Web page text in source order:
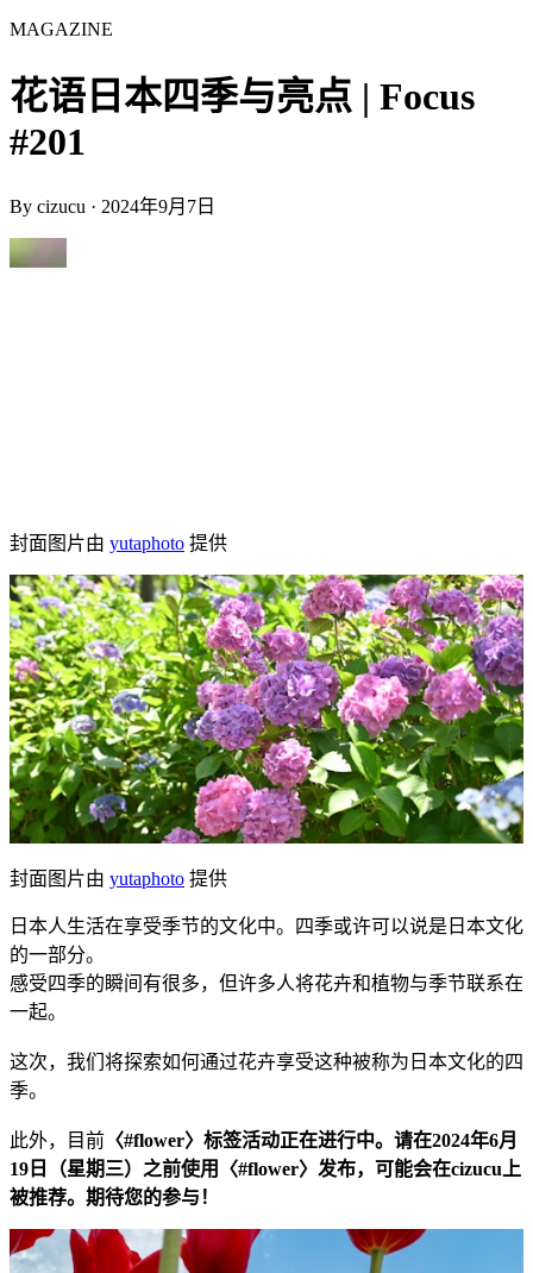
MAGAZINE
花语日本四季与亮点 | Focus
#201
By cizucu · 2024年9月7日
封面图片由 yutaphoto 提供
封面图片由 yutaphoto 提供
日本人生活在享受季节的文化中。四季或许可以说是日本文化
的一部分。
感受四季的瞬间有很多，但许多人将花卉和植物与季节联系在
一起。
这次，我们将探索如何通过花卉享受这种被称为日本文化的四
季。
此外，目前 〈#flower〉标签活动正在进行中。请在2024年6月
19日（星期三）之前使用〈#flower〉发布，可能会在cizucu上
被推荐。期待您的参与！